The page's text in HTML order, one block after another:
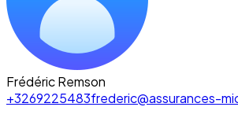
Frédéric Remson
+3269225483frederic@assurances-